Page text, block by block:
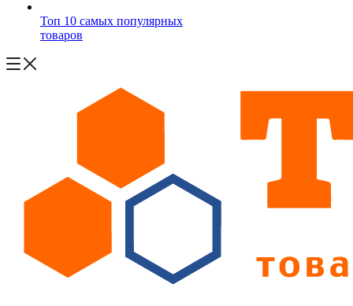
Топ 10 самых популярных
товаров